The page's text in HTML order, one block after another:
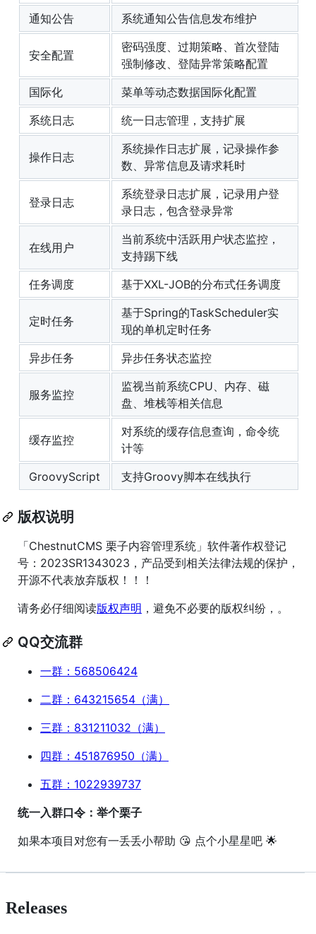
通知公告
系统通知公告信息发布维护
安全配置
密码强度、过期策略、首次登陆
强制修改、登陆异常策略配置
国际化
菜单等动态数据国际化配置
系统日志
统一日志管理，支持扩展
操作日志
系统操作日志扩展，记录操作参
数、异常信息及请求耗时
登录日志
系统登录日志扩展，记录用户登
录日志，包含登录异常
在线用户
当前系统中活跃用户状态监控，
支持踢下线
任务调度
基于XXL-JOB的分布式任务调度
定时任务
基于Spring的TaskScheduler实
现的单机定时任务
异步任务
异步任务状态监控
服务监控
监视当前系统CPU、内存、磁
盘、堆栈等相关信息
缓存监控
对系统的缓存信息查询，命令统
计等
GroovyScript
支持Groovy脚本在线执行
版权说明
「ChestnutCMS 栗子内容管理系统」软件著作权登记
号：2023SR1343023，产品受到相关法律法规的保护，
开源不代表放弃版权！！！
请务必仔细阅读版权声明 ，避免不必要的版权纠纷，。
QQ交流群
一群：568506424
二群：643215654（满）
三群：831211032（满）
四群：451876950（满）
五群：1022939737
统一入群口令：举个栗子
如果本项目对您有一丢丢小帮助 😘 点个小星星吧 🌟
Releases